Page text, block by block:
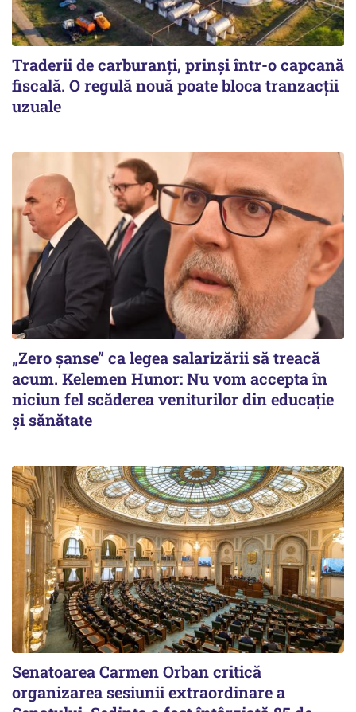
Traderii de carburanți, prinși într-o capcană
fiscală. O regulă nouă poate bloca tranzacții
uzuale
„Zero șanse” ca legea salarizării să treacă
acum. Kelemen Hunor: Nu vom accepta în
niciun fel scăderea veniturilor din educație
și sănătate
Senatoarea Carmen Orban critică
organizarea sesiunii extraordinare a